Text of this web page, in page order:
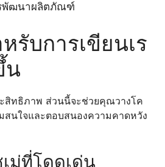
พัฒนาผลิตภัณฑ์
รับการเขียนเร
น
ะสิทธิภาพ ส่วนนี้จะช่วยคุณวางโค
สนใจและตอบสนองความคาดหวัง
ม่ที่โดดเด่น